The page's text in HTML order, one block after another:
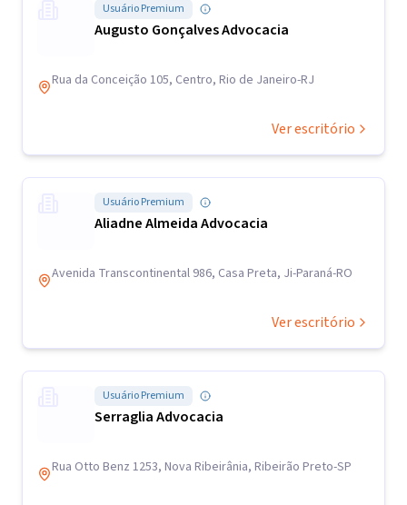
Usuário Premium
Augusto Gonçalves Advocacia
Rua da Conceição 105, Centro, Rio de Janeiro-RJ
Ver escritório
Usuário Premium
Aliadne Almeida Advocacia
Avenida Transcontinental 986, Casa Preta, Ji-Paraná-RO
Ver escritório
Usuário Premium
Serraglia Advocacia
Rua Otto Benz 1253, Nova Ribeirânia, Ribeirão Preto-SP